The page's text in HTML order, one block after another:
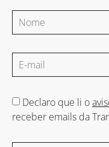
Declaro que li o
receber emails da